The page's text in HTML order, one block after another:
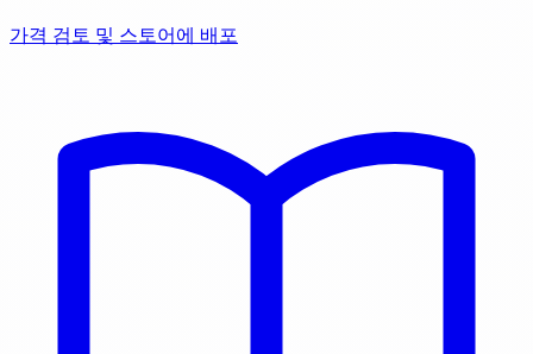
가격 검토 및 스토어에 배포